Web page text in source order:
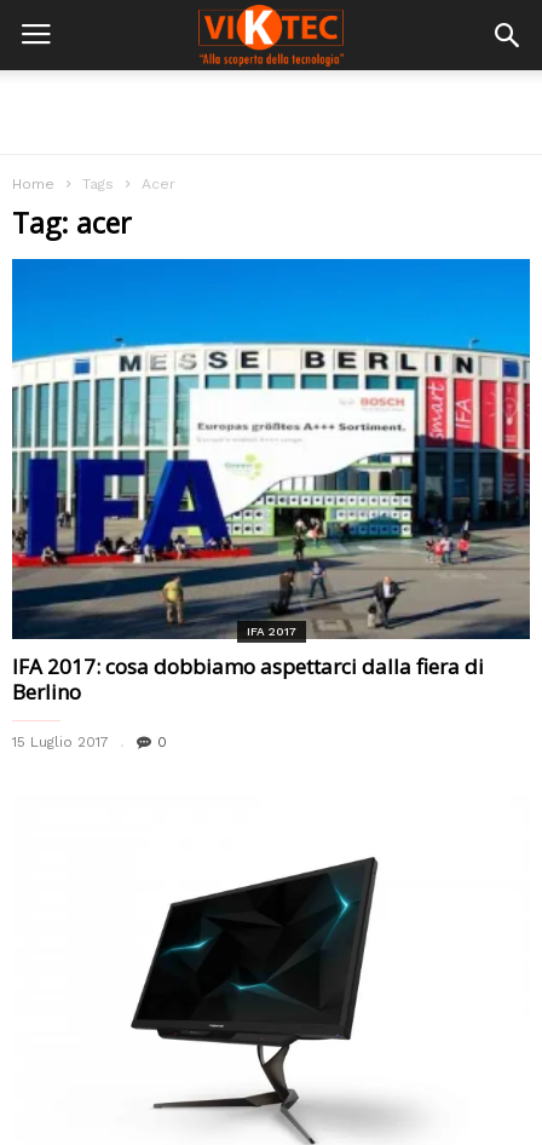
Home Tags Acer
Tag: acer
IFA 2017
IFA 2017: cosa dobbiamo aspettarci dalla fiera di
Berlino
15 Luglio 2017 0